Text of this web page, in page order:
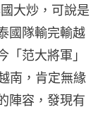
大炒，可說是
國隊輸完輸越
范大將軍」
南，肯定無緣
陣容，發現有